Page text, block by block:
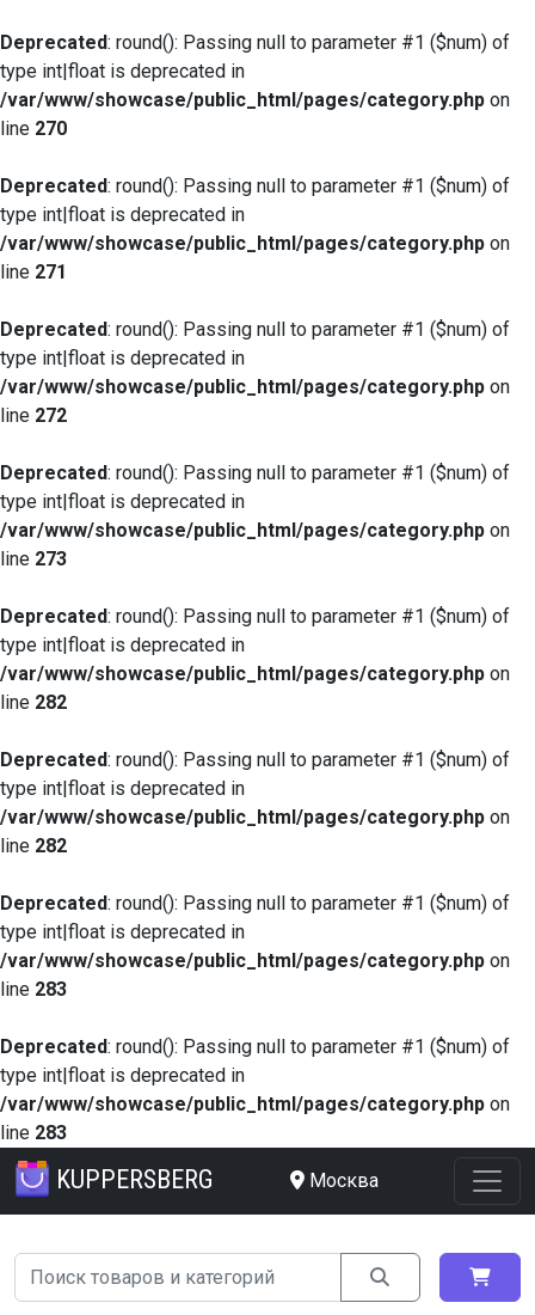
Deprecated: round(): Passing null to parameter #1 ($num) of
type int|float is deprecated in
/var/www/showcase/public_html/pages/category.php on
line 270
Deprecated: round(): Passing null to parameter #1 ($num) of
type int|float is deprecated in
/var/www/showcase/public_html/pages/category.php on
line 271
Deprecated: round(): Passing null to parameter #1 ($num) of
type int|float is deprecated in
/var/www/showcase/public_html/pages/category.php on
line 272
Deprecated: round(): Passing null to parameter #1 ($num) of
type int|float is deprecated in
/var/www/showcase/public_html/pages/category.php on
line 273
Deprecated: round(): Passing null to parameter #1 ($num) of
type int|float is deprecated in
/var/www/showcase/public_html/pages/category.php on
line 282
Deprecated: round(): Passing null to parameter #1 ($num) of
type int|float is deprecated in
/var/www/showcase/public_html/pages/category.php on
line 282
Deprecated: round(): Passing null to parameter #1 ($num) of
type int|float is deprecated in
/var/www/showcase/public_html/pages/category.php on
line 283
Deprecated: round(): Passing null to parameter #1 ($num) of
type int|float is deprecated in
/var/www/showcase/public_html/pages/category.php on
line 283
KUPPERSBERG Москва